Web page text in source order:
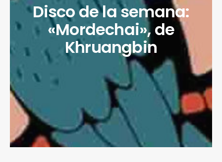
Disco de la semana:
«Mordechai», de
Khruangbin